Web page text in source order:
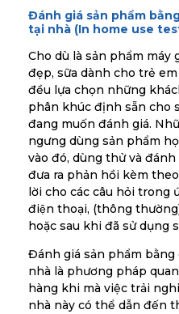
Đánh giá sản phẩm
tại nhà (In home use
Cho dù là sản phẩm máy
đẹp, sữa dành cho trẻ
đều lựa chọn những
phân khúc định sẵn cho
đang muốn đánh giá.
ngưng dùng sản phẩm
vào đó, dùng thử và
đưa ra phản hồi kèm
lời cho các câu hỏi trong
điện thoại, (thông
hoặc sau khi đã sử dụng
Đánh giá sản phẩm
nhà là phương pháp
hàng khi mà việc trải
nhà này có thể dẫn đến